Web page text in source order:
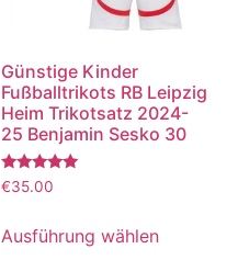
Günstige Kinder
Fußballtrikots RB Leipzig
Heim Trikotsatz 2024-
25 Benjamin Sesko 30
Bewertet
mit
von 5
€35.00
Ausführung wählen